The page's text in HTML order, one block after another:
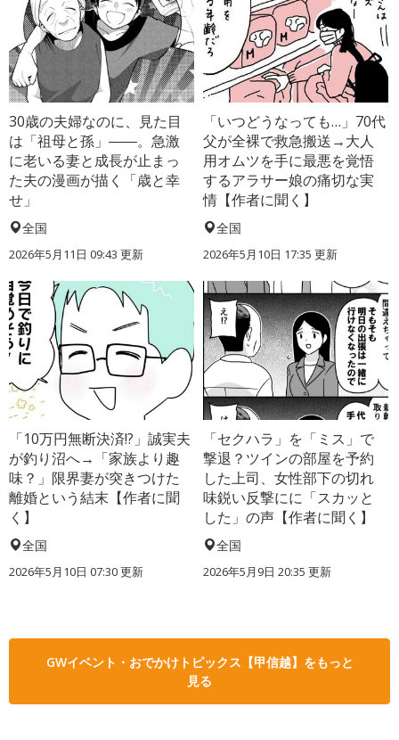
30歳の夫婦なのに、見た目
は「祖母と孫」――。急激
に老いる妻と成長が止まっ
た夫の漫画が描く「歳と幸
せ」
全国
2026年5月11日 09:43 更新
「いつどうなっても…」70代
父が全裸で救急搬送→大人
用オムツを手に最悪を覚悟
するアラサー娘の痛切な実
情【作者に聞く】
全国
2026年5月10日 17:35 更新
「10万円無断決済!?」誠実夫
が釣り沼へ→「家族より趣
味？」限界妻が突きつけた
離婚という結末【作者に聞
く】
全国
2026年5月10日 07:30 更新
「セクハラ」を「ミス」で
撃退？ツインの部屋を予約
した上司、女性部下の切れ
味鋭い反撃にに「スカッと
した」の声【作者に聞く】
全国
2026年5月9日 20:35 更新
GWイベント・おでかけトピックス【甲信越】をもっと
見る